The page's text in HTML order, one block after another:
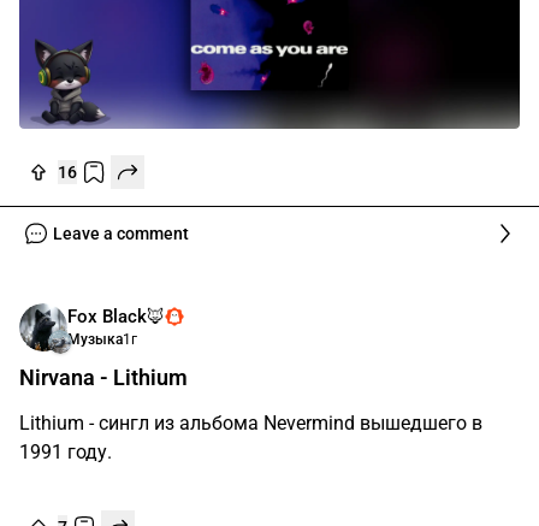
16
Leave a comment
Fox Black🦊
Музыка1г
Nirvana - Lithium
Lithium - сингл из альбома Nevermind вышедшего в
1991 году.